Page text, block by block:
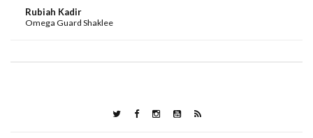
Rubiah Kadir
Omega Guard Shaklee